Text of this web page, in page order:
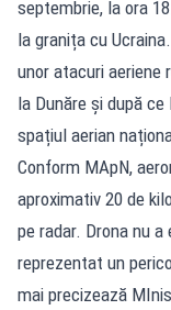
septembrie, la ora
la granița cu
unor atacuri aeriene
la Dunăre și după
spațiul aerian
Conform MApN,
aproximativ 20 de
pe radar. Drona nu
reprezentat un
mai precizează